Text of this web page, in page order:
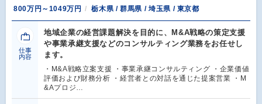
800万円～1049万円
栃木県 / 群馬県 / 埼玉県 / 東京都
仕事
内容
地域企業の経営課題解決を目的に、M&A戦略の策定支援
や事業承継支援などのコンサルティング業務をお任せし
ます。
・M&A戦略立案支援 ・事業承継コンサルティング ・企業価値
評価および財務分析 ・経営者との対話を通じた提案営業 ・M
&Aプロジ…